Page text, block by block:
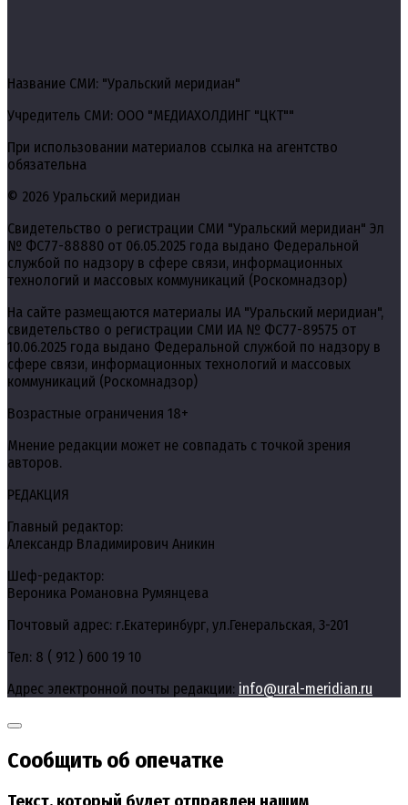
Название СМИ: "Уральский меридиан"
Учредитель СМИ: ООО "МЕДИАХОЛДИНГ "ЦКТ""
При использовании материалов ссылка на агентство
обязательна
© 2026 Уральский меридиан
Свидетельство о регистрации СМИ "Уральский меридиан" Эл
№ ФС77-88880 от 06.05.2025 года выдано Федеральной
службой по надзору в сфере связи, информационных
технологий и массовых коммуникаций (Роскомнадзор)
На сайте размещаются материалы ИА "Уральский меридиан",
свидетельство о регистрации СМИ ИА № ФС77-89575 от
10.06.2025 года выдано Федеральной службой по надзору в
сфере связи, информационных технологий и массовых
коммуникаций (Роскомнадзор)
Возрастные ограничения 18+
Мнение редакции может не совпадать с точкой зрения
авторов.
РЕДАКЦИЯ
Главный редактор:
Александр Владимирович Аникин
Шеф-редактор:
Вероника Романовна Румянцева
Почтовый адрес: г.Екатеринбург, ул.Генеральская, 3-201
Тел: 8 ( 912 ) 600 19 10
Адрес электронной почты редакции: info@ural-meridian.ru
Сообщить об опечатке